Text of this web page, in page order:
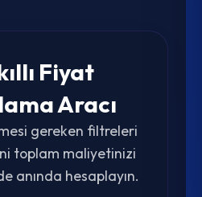
Fiyat
Aracı
gereken filtreleri
toplam maliyetinizi
anında hesaplayın.